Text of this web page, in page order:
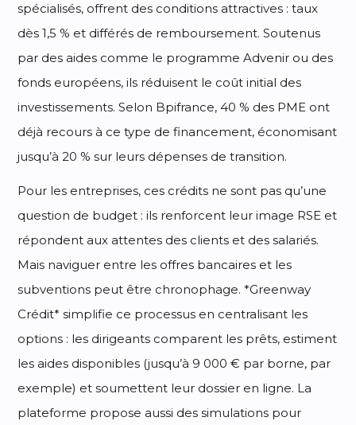
spécialisés, offrent des conditions attractives : taux
dès 1,5 % et différés de remboursement. Soutenus
par des aides comme le programme Advenir ou des
fonds européens, ils réduisent le coût initial des
investissements. Selon Bpifrance, 40 % des PME ont
déjà recours à ce type de financement, économisant
jusqu’à 20 % sur leurs dépenses de transition.
Pour les entreprises, ces crédits ne sont pas qu’une
question de budget : ils renforcent leur image RSE et
répondent aux attentes des clients et des salariés.
Mais naviguer entre les offres bancaires et les
subventions peut être chronophage. *Greenway
Crédit* simplifie ce processus en centralisant les
options : les dirigeants comparent les prêts, estiment
les aides disponibles (jusqu’à 9 000 € par borne, par
exemple) et soumettent leur dossier en ligne. La
plateforme propose aussi des simulations pour